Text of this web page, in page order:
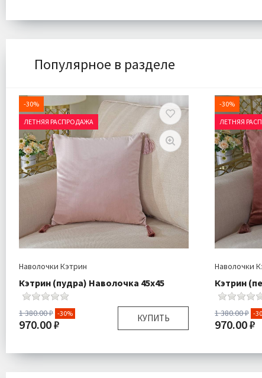
Популярное в разделе
-30%
ЛЕТНЯЯ РАСПРОДАЖА
Наволочки Кэтрин
Кэтрин (пудра) Наволочка 45х45
1 380.00 ₽ -30%
970.00 ₽ КУПИТЬ
Размер:
45х45 см
-30%
ЛЕТНЯЯ
Наволочки
Кэтрин
1 380.00 ₽ -
970.00 ₽
Размер: